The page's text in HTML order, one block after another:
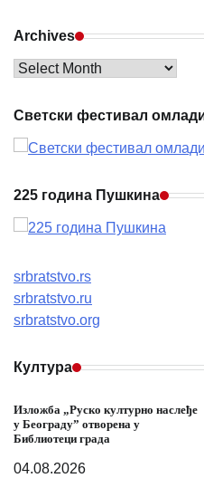
Archives
Archives
Светски фестивал
225 година Пушкина
srbratstvo.rs
srbratstvo.ru
srbratstvo.org
Култура
Изложба „Руско културно наслеђе
у Београду” отворена у
Библиотеци града
04.08.2026